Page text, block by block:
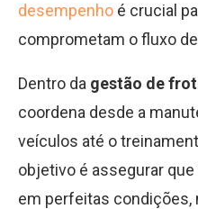
desempenho é crucial
comprometam o fluxo
Dentro da gestão de
coordena desde a
veículos até o
objetivo é assegurar
em perfeitas